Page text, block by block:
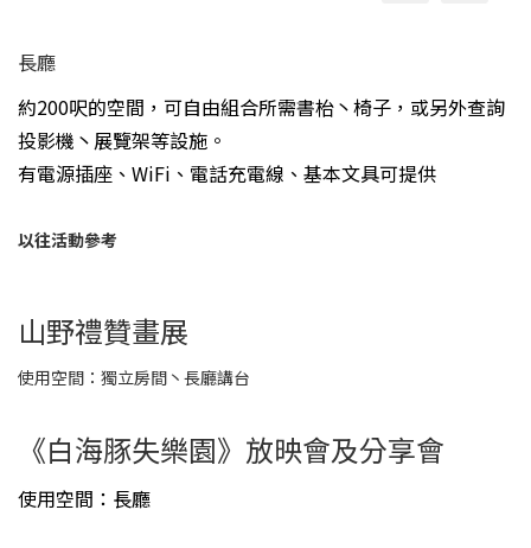
長廳
約200呎的空間，可自由組合所需書枱丶椅子，或另外查詢
投影機丶展覽架等設施。
有電源插座、WiFi、電話充電線、基本文具可提供
以往活動參考
山野禮贊畫展
使用空間：獨立房間丶長廳講台
《白海豚失樂園》放映會及分享會
使用空間：長廳